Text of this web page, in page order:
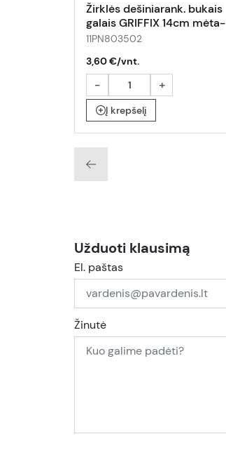
Žirklės dešiniarank. bukais
galais GRIFFIX 14cm mėta-
tamsiai mėlynos
11PN803502
3,60 €/vnt.
- +
Į krepšelį
Užduoti klausimą
El. paštas
Žinutė